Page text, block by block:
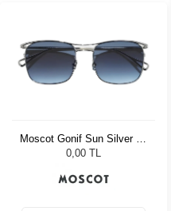
Moscot Gonif Sun Silver 54
Denim Blue
0,00 TL